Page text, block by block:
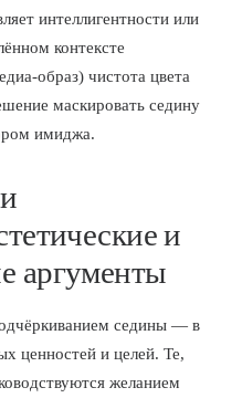
интеллигентности или
контексте
образ) чистота цвета
маскировать седину
имиджа.
и
аргументы
седины — в
ценностей и целей. Те,
желанием